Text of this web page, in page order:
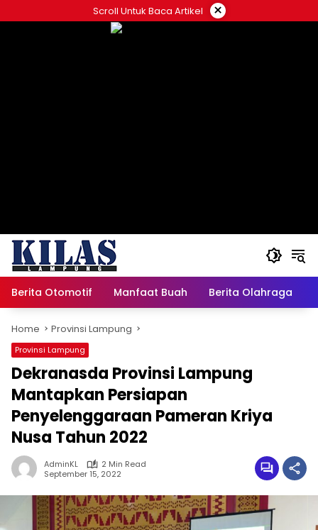
to
Scroll Untuk Baca Artikel ×
Berita Otomotif Manfaat Buah Berita Olahraga
Home Provinsi Lampung
Provinsi Lampung
Dekranasda Provinsi Lampung
Mantapkan Persiapan
Penyelenggaraan Pameran Kriya
Nusa Tahun 2022
AdminKL
2 Min Read
September 15, 2022